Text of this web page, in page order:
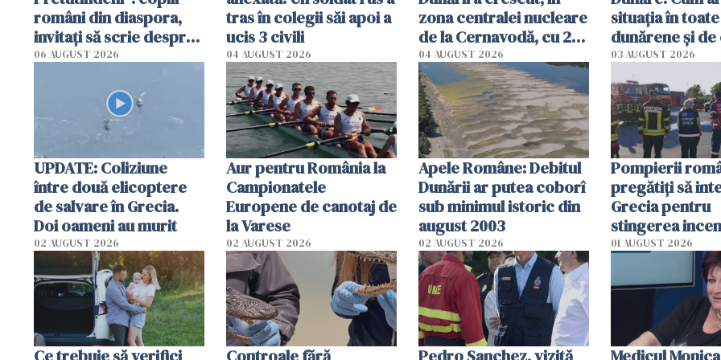
români din diaspora,
invitați să scrie despre
România într-un volum
06 AUGUST 2026
tras în colegii săi apoi a
ucis 3 civili
04 AUGUST 2026
zona centralei nucleare
de la Cernavodă, cu 2
cm faţă de ziua trecută
04 AUGUST 2026
situația în
dunărene și de
România
efectele, deși a
în iulie
03 AUGUST 2026
UPDATE: Coliziune
între două elicoptere
de salvare în Grecia.
Doi oameni au murit
02 AUGUST 2026
Aur pentru România la
Campionatele
Europene de canotaj de
la Varese
02 AUGUST 2026
Apele Române: Debitul
Dunării ar putea coborî
sub minimul istoric din
august 2003
02 AUGUST 2026
Pompierii
pregătiţi să
Grecia pentru
stingerea
01 AUGUST 2026